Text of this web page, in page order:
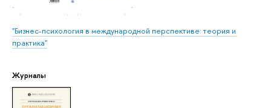
"Бизнес-психология в международной перспективе: теория и
практика"
Журналы